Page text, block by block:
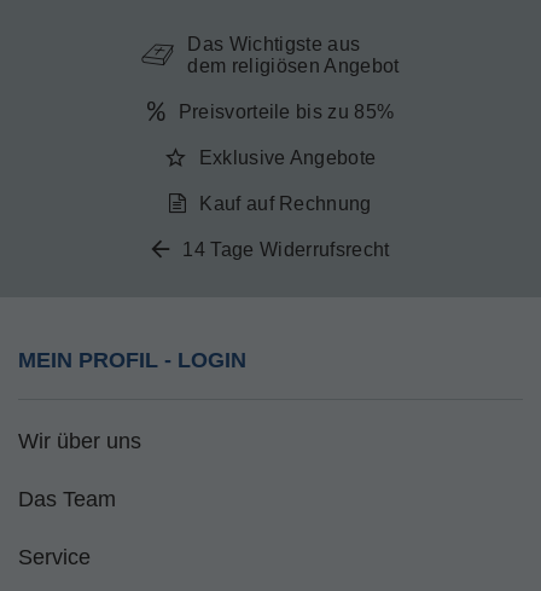
Das Wichtigste aus
dem religiösen Angebot
Preisvorteile bis zu 85%
Exklusive Angebote
Kauf auf Rechnung
14 Tage Widerrufsrecht
MEIN PROFIL - LOGIN
Wir über uns
Das Team
Service